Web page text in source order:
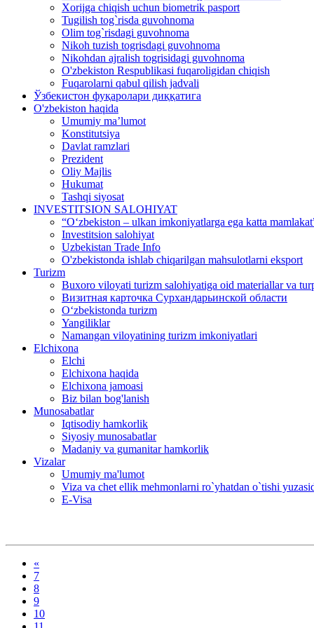
Xorijga chiqish uchun biometrik pasport
Tugilish tog`risda guvohnoma
Olim tog`risdagi guvohnoma
Nikoh tuzish togrisdagi guvohnoma
Nikohdan ajralish togrisidagi guvohnoma
O'zbekiston Respublikasi fuqaroligidan chiqish
Fuqarolarni qabul qilish jadvali
Ўзбекистон фуқаролари диққатига
O'zbekiston haqida
Umumiy ma’lumot
Konstitutsiya
Davlat ramzlari
Prezident
Oliy Majlis
Hukumat
Tashqi siyosat
INVESTITSION SALOHIYAT
“Oʻzbekiston – ulkan imkoniyatlarga ega katta
Investitsion salohiyat
Uzbekistan Trade Info
O'zbekistonda ishlab chiqarilgan mahsulotlarni eksport
Turizm
Buxoro viloyati turizm salohiyatiga oid materiallar va
Визитная карточка Сурхандарьинской области
Oʻzbekistonda turizm
Yangiliklar
Namangan viloyatining turizm imkoniyatlari
Elchixona
Elchi
Elchixona haqida
Elchixona jamoasi
Biz bilan bog'lanish
Munosabatlar
Iqtisodiy hamkorlik
Siyosiy munosabatlar
Madaniy va gumanitar hamkorlik
Vizalar
Umumiy ma'lumot
Viza va chet ellik mehmonlarni ro`yhatdan o`tishi
E-Visa
«
7
8
9
10